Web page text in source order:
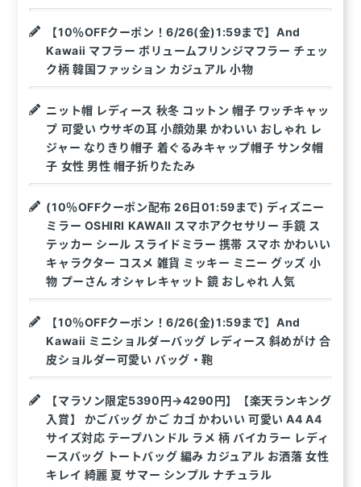
【10％OFFクーポン！6/26(金)1:59まで】And
Kawaii マフラー ボリュームフリンジマフラー チェッ
ク柄 韓国ファッション カジュアル 小物
ニット帽 レディース 秋冬 コットン 帽子 ワッチキャッ
プ 可愛い ウサギの耳 小顔効果 かわいい おしゃれ レ
ジャー なりきり帽子 着ぐるみキャップ帽子 サンタ帽
子 女性 男性 帽子折りたたみ
(10％OFFクーポン配布 26日01:59まで) ディズニー
ミラー OSHIRI KAWAII スマホアクセサリー 手鏡 ス
テッカー シール スライドミラー 携帯 スマホ かわいい
キャラクター コスメ 雑貨 ミッキー ミニー グッズ 小
物 プーさん オシャレキャット 鏡 おしゃれ 人気
【10％OFFクーポン！6/26(金)1:59まで】And
Kawaii ミニショルダーバッグ レディース 斜めがけ 合
皮ショルダー可愛い バッグ・鞄
【マラソン限定5390円→4290円】【楽天ランキング
入賞】 かごバッグ かご カゴ かわいい 可愛い A4 A4
サイズ対応 テープハンドル ラメ 柄 バイカラー レディ
ースバッグ トートバッグ 編み カジュアル お洒落 女性
キレイ 綺麗 夏 サマー シンプル ナチュラル